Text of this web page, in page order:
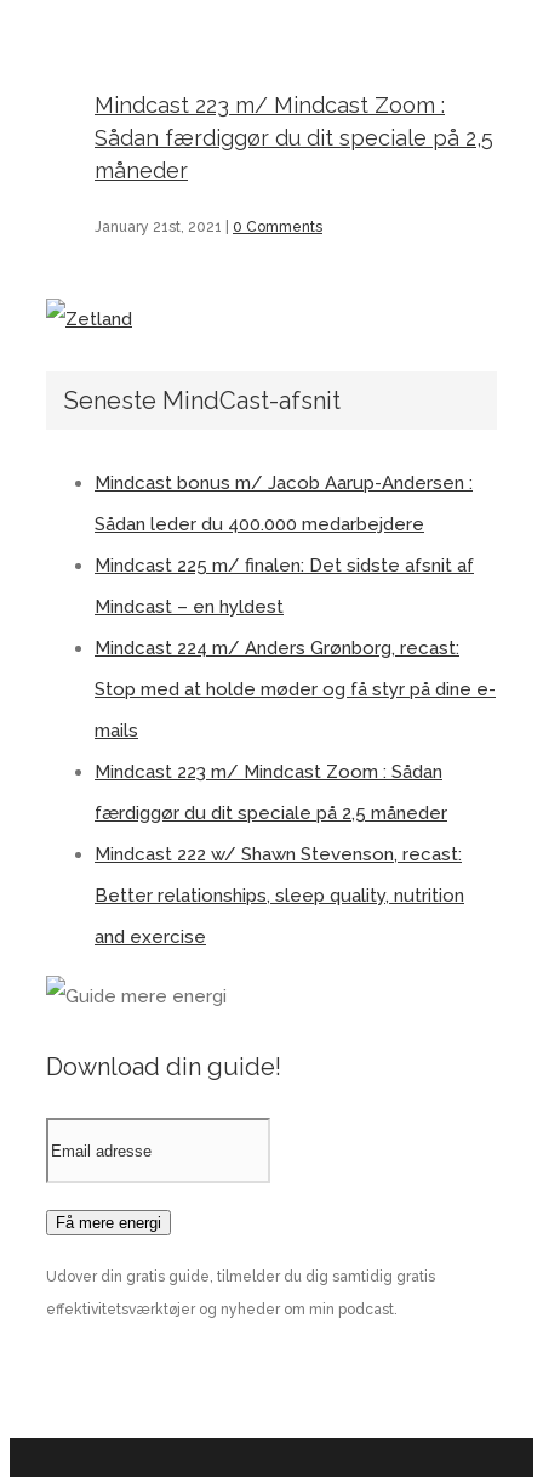
Mindcast 223 m/ Mindcast Zoom :
Sådan færdiggør du dit speciale på 2,5
måneder
January 21st, 2021 0 Comments
Seneste MindCast-afsnit
Mindcast bonus m/ Jacob Aarup-Andersen :
Sådan leder du 400.000 medarbejdere
Mindcast 225 m/ finalen: Det sidste afsnit af
Mindcast – en hyldest
Mindcast 224 m/ Anders Grønborg, recast:
Stop med at holde møder og få styr på dine e-
mails
Mindcast 223 m/ Mindcast Zoom : Sådan
færdiggør du dit speciale på 2,5 måneder
Mindcast 222 w/ Shawn Stevenson, recast:
Better relationships, sleep quality, nutrition
and exercise
Download din guide!
Udover din gratis guide, tilmelder du dig samtidig gratis
effektivitetsværktøjer og nyheder om min podcast.